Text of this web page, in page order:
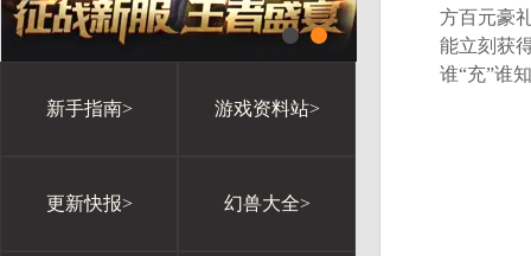
新手指南> 游戏资料站>
更新快报> 幻兽大全>
方百元豪
能立刻获
谁“充”谁